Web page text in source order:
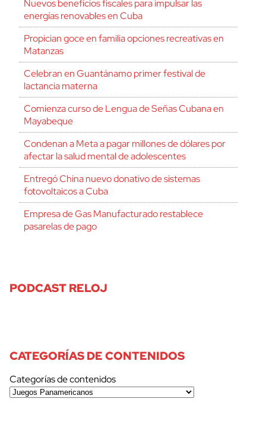
Nuevos beneficios fiscales para impulsar las
energías renovables en Cuba
Propician goce en familia opciones recreativas en
Matanzas
Celebran en Guantánamo primer festival de
lactancia materna
Comienza curso de Lengua de Señas Cubana en
Mayabeque
Condenan a Meta a pagar millones de dólares por
afectar la salud mental de adolescentes
Entregó China nuevo donativo de sistemas
fotovoltaicos a Cuba
Empresa de Gas Manufacturado restablece
pasarelas de pago
PODCAST RELOJ
CATEGORÍAS DE CONTENIDOS
Categorías de contenidos